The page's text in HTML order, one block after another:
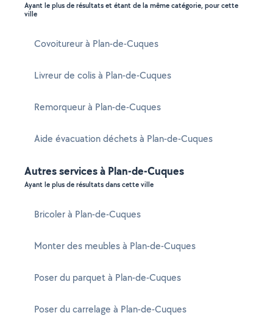
Ayant le plus de résultats et étant de la même catégorie, pour cette
ville
Covoitureur à Plan-de-Cuques
Livreur de colis à Plan-de-Cuques
Remorqueur à Plan-de-Cuques
Aide évacuation déchets à Plan-de-Cuques
Autres services à Plan-de-Cuques
Ayant le plus de résultats dans cette ville
Bricoler à Plan-de-Cuques
Monter des meubles à Plan-de-Cuques
Poser du parquet à Plan-de-Cuques
Poser du carrelage à Plan-de-Cuques